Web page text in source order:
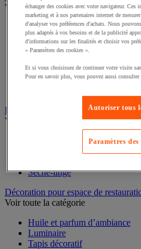
Voir toute la catégorie
Casserole
Couvercle et accessoires
Marmite, cocotte et faitout
Plat à usage spécifique
Poêle
Buanderie
Voir toute la catégorie
Accessoires gros
Sèche-linge
Décoration pour espace de
Voir toute la catégorie
Huile et parfum d’ambiance
Luminaire
Tapis décoratif
échanger des cookies avec votre navigateur. Ces
marketing et à nos partenaires internet de
d'analyser vos préférences d'achats. Nous
plus adaptés à vos besoins et de la publicité
d'informations sur les finalités et choisir vos
« Paramètres des cookies ».
Et si vous choisissez de continuer votre visite
Pour en savoir plus, vous pouvez aussi consulter
Autoriser tous
Paramètres des